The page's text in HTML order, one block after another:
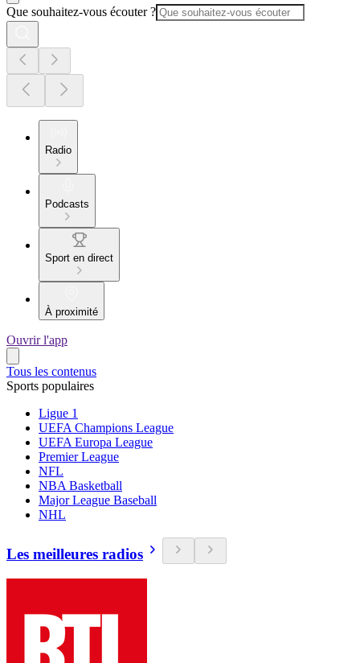
Que souhaitez-vous écouter ?
Radio
Podcasts
Sport en direct
À proximité
Ouvrir l'app
Tous les contenus
Sports populaires
Ligue 1
UEFA Champions League
UEFA Europa League
Premier League
NFL
NBA Basketball
Major League Baseball
NHL
Les meilleures radios